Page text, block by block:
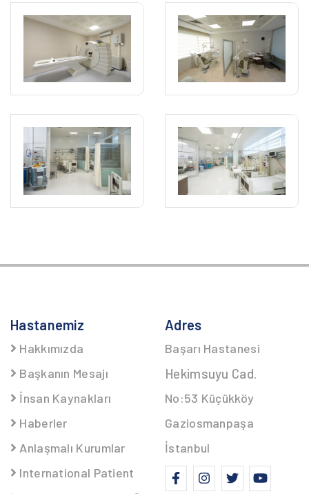
Hastanemiz
Hakkımızda
Başkanın Mesajı
İnsan Kaynakları
Haberler
Anlaşmalı Kurumlar
International Patient
Adres
Başarı Hastanesi
Hekimsuyu Cad.
No:53 Küçükköy
Gaziosmanpaşa
İstanbul